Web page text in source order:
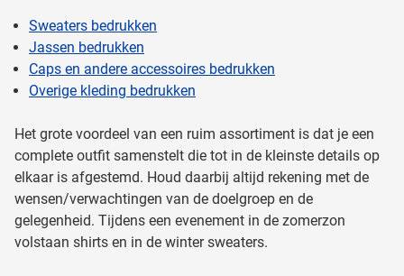
Sweaters bedrukken
Jassen bedrukken
Caps en andere accessoires bedrukken
Overige kleding bedrukken
Het grote voordeel van een ruim assortiment is dat je een
complete outfit samenstelt die tot in de kleinste details op
elkaar is afgestemd. Houd daarbij altijd rekening met de
wensen/verwachtingen van de doelgroep en de
gelegenheid. Tijdens een evenement in de zomerzon
volstaan shirts en in de winter sweaters.